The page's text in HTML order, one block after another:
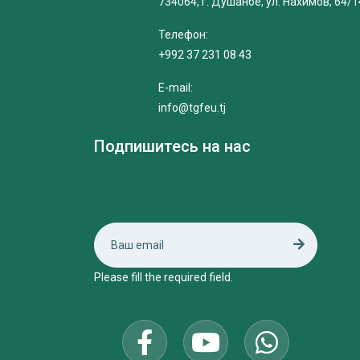
Телефон:
+992 37 231 08 43
E-mail:
info@tgfeu.tj
Подпишитесь на нас
Please fill the required field.